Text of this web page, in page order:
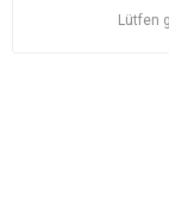
Lütfen